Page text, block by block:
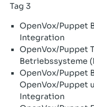
Tag 3
OpenVox/Puppet
Integration
OpenVox/Puppet
Betriebssysteme
OpenVox/Puppet
OpenVox/Puppet
Integration